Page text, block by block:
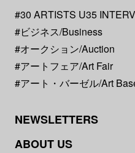
#30 ARTISTS U35
#ビジネス/Business
#オークション/Auction
#アートフェア/Art Fair
#アート・バーゼル/Art
NEWSLETTERS
ABOUT US